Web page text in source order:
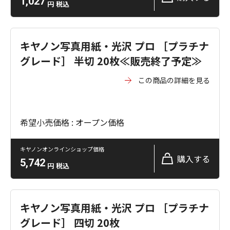
円 税込
キヤノン写真用紙・光沢 プロ ［プラチナ
グレード］ 半切 20枚≪販売終了予定≫
この商品の詳細を見る
希望小売価格 : オープン価格
キヤノンオンラインショップ価格
5,742 円 税込
購入する
キヤノン写真用紙・光沢 プロ ［プラチナ
グレード］ 四切 20枚